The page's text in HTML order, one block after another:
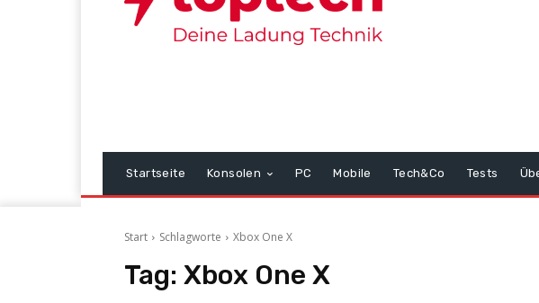
Startseite Konsolen PC Mobile Tech&Co Tests
Start Schlagworte Xbox One X
Tag: Xbox One X